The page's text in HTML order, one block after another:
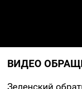
ВИДЕО
Зеленский